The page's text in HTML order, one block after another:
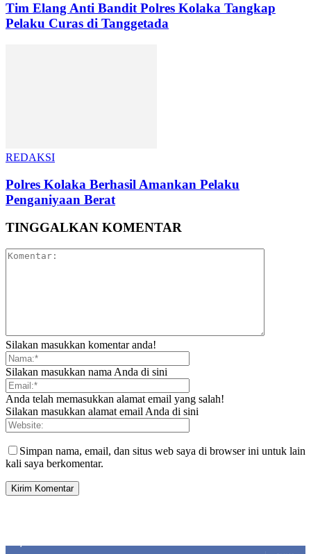
Tim Elang Anti Bandit Polres Kolaka Tangkap
Pelaku Curas di Tanggetada
REDAKSI
Polres Kolaka Berhasil Amankan Pelaku
Penganiyaan Berat
TINGGALKAN KOMENTAR
Silakan masukkan komentar anda!
Silakan masukkan nama Anda di sini
Anda telah memasukkan alamat email yang salah!
Silakan masukkan alamat email Anda di sini
Simpan nama, email, dan situs web saya di browser ini untuk lain
kali saya berkomentar.